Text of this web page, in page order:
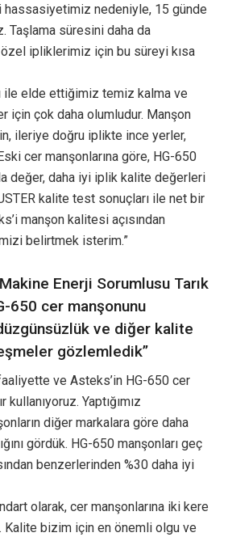
nedeniyle, 15 günde
Taşlama süresini daha da
ipliklerimiz için bu süreyi kısa
ile elde ettiğimiz temiz kalma ve
için çok daha olumludur. Manşon
ileriye doğru iplikte ince yerler,
cer manşonlarına göre, HG-650
değer, daha iyi iplik kalite değerleri
kalite test sonuçları ile net bir
manşon kalitesi açısından
belirtmek isterim.”
Enerji Sorumlusu Tarık
650 cer manşonunu
ve diğer kalite
gözlemledik”
ve Asteks’in HG-650 cer
kullanıyoruz. Yaptığımız
diğer markalara göre daha
gördük. HG-650 manşonları geç
benzerlerinden %30 daha iyi
olarak, cer manşonlarına iki kere
bizim için en önemli olgu ve